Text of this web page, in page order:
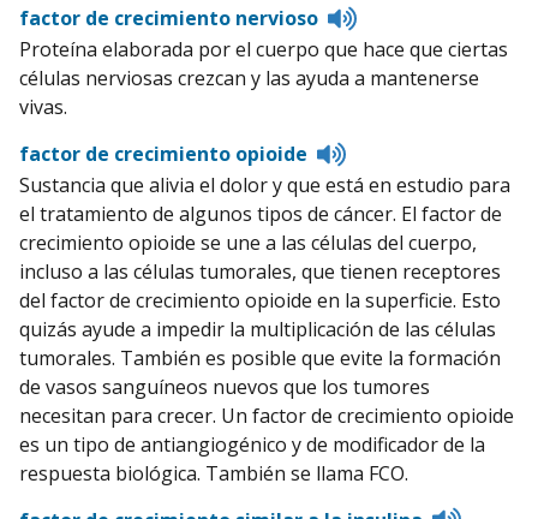
factor de crecimiento nervioso
Listen
to
pronunciation
Proteína elaborada por el cuerpo que hace que ciertas
células nerviosas crezcan y las ayuda a mantenerse
vivas.
factor de crecimiento opioide
Listen
to
pronunciation
Sustancia que alivia el dolor y que está en estudio para
el tratamiento de algunos tipos de cáncer. El factor de
crecimiento opioide se une a las células del cuerpo,
incluso a las células tumorales, que tienen receptores
del factor de crecimiento opioide en la superficie. Esto
quizás ayude a impedir la multiplicación de las células
tumorales. También es posible que evite la formación
de vasos sanguíneos nuevos que los tumores
necesitan para crecer. Un factor de crecimiento opioide
es un tipo de antiangiogénico y de modificador de la
respuesta biológica. También se llama FCO.